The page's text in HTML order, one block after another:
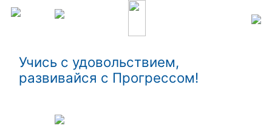
Учись с удовольствием,
развивайся с Прогрессом!